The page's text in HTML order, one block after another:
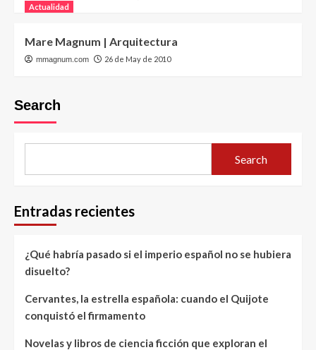
Actualidad
Mare Magnum | Arquitectura
mmagnum.com 26 de May de 2010
Search
Search
Entradas recientes
¿Qué habría pasado si el imperio español no se hubiera
disuelto?
Cervantes, la estrella española: cuando el Quijote
conquistó el firmamento
Novelas y libros de ciencia ficción que exploran el